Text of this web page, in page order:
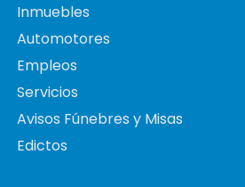
Inmuebles
Automotores
Empleos
Servicios
Avisos Fúnebres y Misas
Edictos